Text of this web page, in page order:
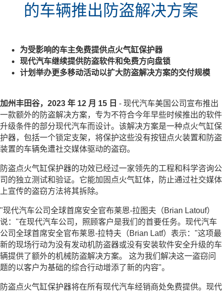
的车辆推出防盗解决方案
为受影响的车主免费提供点火气缸保护器
现代汽车继续提供防盗软件和免费方向盘锁
计划举办更多移动活动以扩大防盗解决方案的交付规模
加州丰田谷，2023 年 12 月 15 日 - 现代汽车美国公司宣布推出
一款额外的防盗解决方案，专为不符合今年早些时候推出的软件
升级条件的部分现代汽车而设计。该解决方案是一种点火气缸保
护器，包括一个锁定支架，将保护这些没有按钮点火装置和防盗
装置的车辆免遭社交媒体驱动的盗窃。
防盗点火气缸保护器的功效已经过一家领先的工程和科学咨询公
司的独立测试和验证。它能加固点火气缸体，防止通过社交媒体
上宣传的盗窃方法将其拆除。
"现代汽车公司全球首席安全官布莱恩-拉图夫（Brian Latouf）
说："在现代汽车公司，照顾客户是我们的首要任务。现代汽车
公司全球首席安全官布莱恩-拉特夫（Brian Latf）表示："这项最
新的现场行动为没有发动机防盗器或没有安装软件安全升级的车
辆提供了额外的机械防盗解决方案。
这为我们解决这一盗窃问
题的以客户为基础的综合行动增添了新的内容"。
防盗点火气缸保护器将在所有现代汽车经销商处免费提供。现代